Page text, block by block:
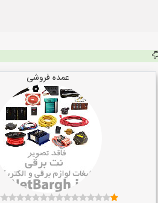
عمده فروشی